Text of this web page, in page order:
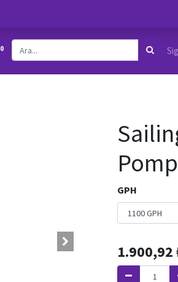
0
GPH
1.900,92